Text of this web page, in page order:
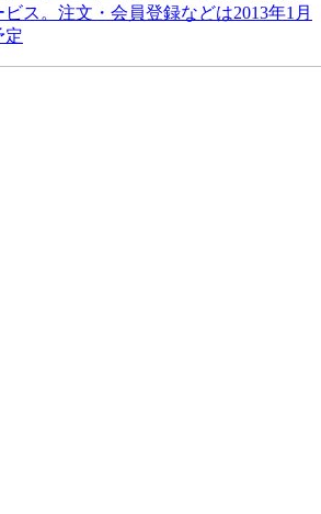
ス。注文・会員登録などは2013年1月
定